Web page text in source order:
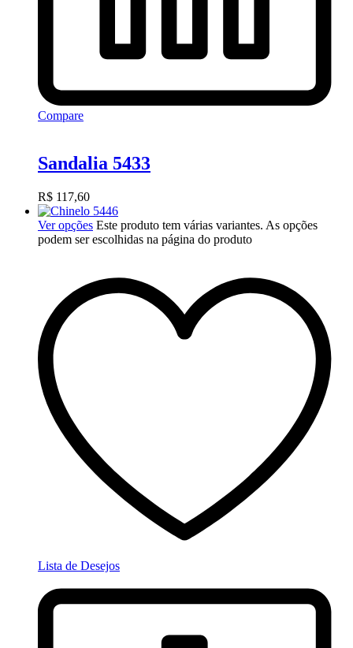
Compare
Sandalia 5433
R$ 117,60
Ver opções Este produto tem várias variantes. As opções
podem ser escolhidas na página do produto
Lista de Desejos